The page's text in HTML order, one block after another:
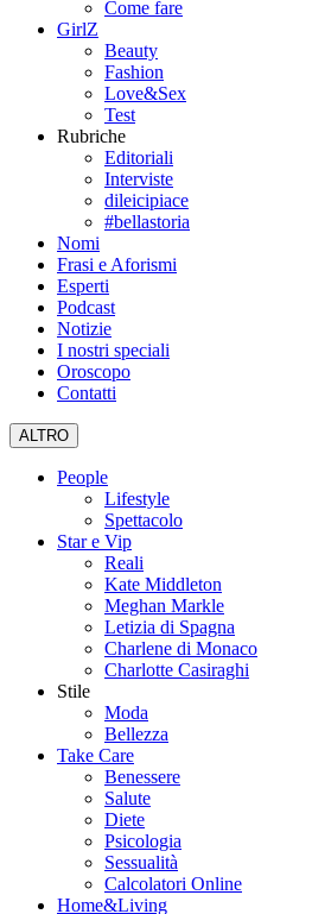
Come fare
GirlZ
Beauty
Fashion
Love&Sex
Test
Rubriche
Editoriali
Interviste
dileicipiace
#bellastoria
Nomi
Frasi e Aforismi
Esperti
Podcast
Notizie
I nostri speciali
Oroscopo
Contatti
ALTRO
People
Lifestyle
Spettacolo
Star e Vip
Reali
Kate Middleton
Meghan Markle
Letizia di Spagna
Charlene di Monaco
Charlotte Casiraghi
Stile
Moda
Bellezza
Take Care
Benessere
Salute
Diete
Psicologia
Sessualità
Calcolatori Online
Home&Living